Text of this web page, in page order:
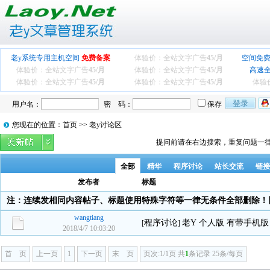
老y系统专用主机空间 免费备案 体验价：全站文字广告45/月
空间免
体验价：全站文字广告45/月 体验价：全站文字广告45/月
高速
体验价：全站文字广告45/月 体验价：全站文字广告45/月 体验
用户名： 密 码： 保存
您现在的位置：首页 >> 老y讨论区
提问前请在右边搜索，重复问题一
全部 精华 程序讨论 站长交流
链
发布者
标题
注：连续发相同内容帖子、标题使用特殊字符等一律无条件全部删除
wangtiang
2018/4/7 10:03:20
[程序讨论] 老Y 个人版 有带手机
首 页 上一页 1 下一页 末 页 页次:1/1页 共1条记录 25条/每页